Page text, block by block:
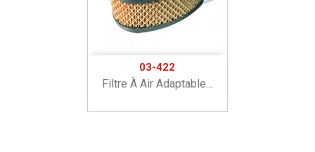
03-422
Filtre À Air Adaptable...